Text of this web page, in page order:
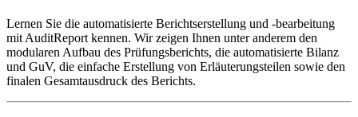
Lernen Sie die automatisierte Berichtserstellung und -bearbeitung
mit AuditReport kennen. Wir zeigen Ihnen unter anderem den
modularen Aufbau des Prüfungsberichts, die automatisierte Bilanz
und GuV, die einfache Erstellung von Erläuterungsteilen sowie den
finalen Gesamtausdruck des Berichts.